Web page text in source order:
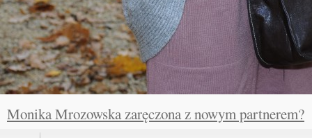
Monika Mrozowska zaręczona z nowym partnerem?